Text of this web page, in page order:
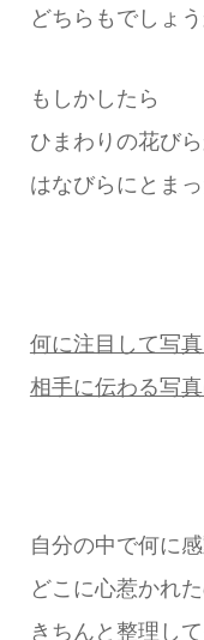
どちらもでしょう
もしかしたら
ひまわりの花び
はなびらにとま
何に注目して写
相手に伝わる写真
自分の中で何に
どこに心惹かれ
きちんと整理し